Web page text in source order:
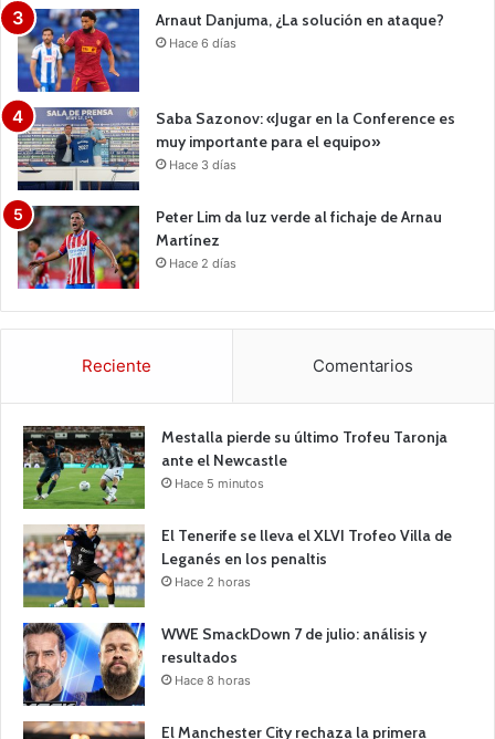
Arnaut Danjuma, ¿La solución en ataque?
Hace 6 días
Saba Sazonov: «Jugar en la Conference es
muy importante para el equipo»
Hace 3 días
Peter Lim da luz verde al fichaje de Arnau
Martínez
Hace 2 días
Reciente Comentarios
Mestalla pierde su último Trofeu Taronja
ante el Newcastle
Hace 5 minutos
El Tenerife se lleva el XLVI Trofeo Villa de
Leganés en los penaltis
Hace 2 horas
WWE SmackDown 7 de julio: análisis y
resultados
Hace 8 horas
El Manchester City rechaza la primera